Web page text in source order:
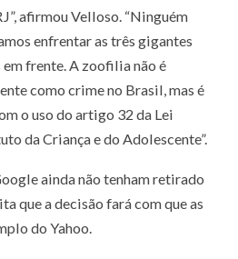
afirmou Velloso. “Ninguém
enfrentar as três gigantes
frente. A zoofilia não é
como crime no Brasil, mas é
o uso do artigo 32 da Lei
da Criança e do Adolescente”.
ainda não tenham retirado
que a decisão fará com que as
do Yahoo.